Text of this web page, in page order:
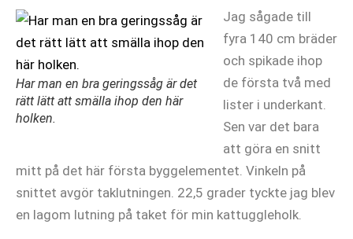
Har man en bra geringssåg är det
rätt lätt att smälla ihop den här
holken.
Jag sågade till
fyra 140 cm bräder
och spikade ihop
de första två med
lister i underkant.
Sen var det bara
att göra en snitt
mitt på det här första byggelementet. Vinkeln på
snittet avgör taklutningen. 22,5 grader tyckte jag blev
en lagom lutning på taket för min kattuggleholk.